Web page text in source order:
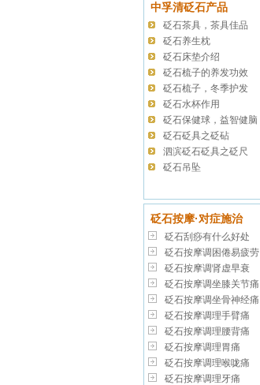
中孚清砭石产品
砭石茶具，茶具佳品
砭石养生枕
砭石床垫介绍
砭石梳子的养发功效
砭石梳子，冬季护发
砭石水杯作用
砭石保健球，益智健脑
砭石砭具之砭砧
泗滨砭石砭具之砭尺
砭石吊坠
砭石按摩·对症施治
砭石刮痧有什么好处
砭石按摩调困倦易疲劳
砭石按摩调肾虚早衰
砭石按摩调坐膝关节痛
砭石按摩调坐骨神经痛
砭石按摩调理手臂痛
砭石按摩调理腰背痛
砭石按摩调理胃痛
砭石按摩调理喉咙痛
砭石按摩调理牙痛